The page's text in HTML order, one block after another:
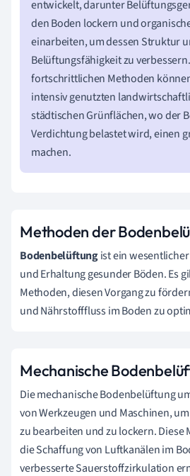
entwickelt, darunter
den Boden lockern und
einarbeiten, um dessen Struktur
Belüftungsfähigkeit zu
fortschrittlichen Methoden
intensiv genutzten
städtischen Grünflächen, wo der
Verdichtung belastet wird, einen
machen.
Methoden der
Bodenbelüftungist ein
und Erhaltung gesunder Böden. Es
Methoden, diesen Vorgang zu
und Nährstofffluss im Boden zu
Mechanische
Die mechanische Bodenbelüftung
von Werkzeugen und Maschinen,
zu bearbeiten und zu lockern.
die Schaffung von Luftkanälen im
verbesserte Sauerstoffzirkulation